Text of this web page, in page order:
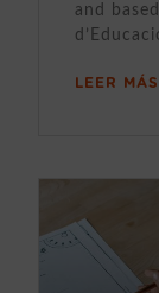
and
LEER